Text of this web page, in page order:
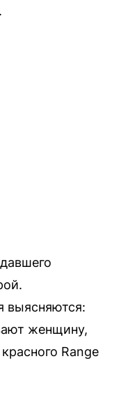
выясняются:
женщину,
Range